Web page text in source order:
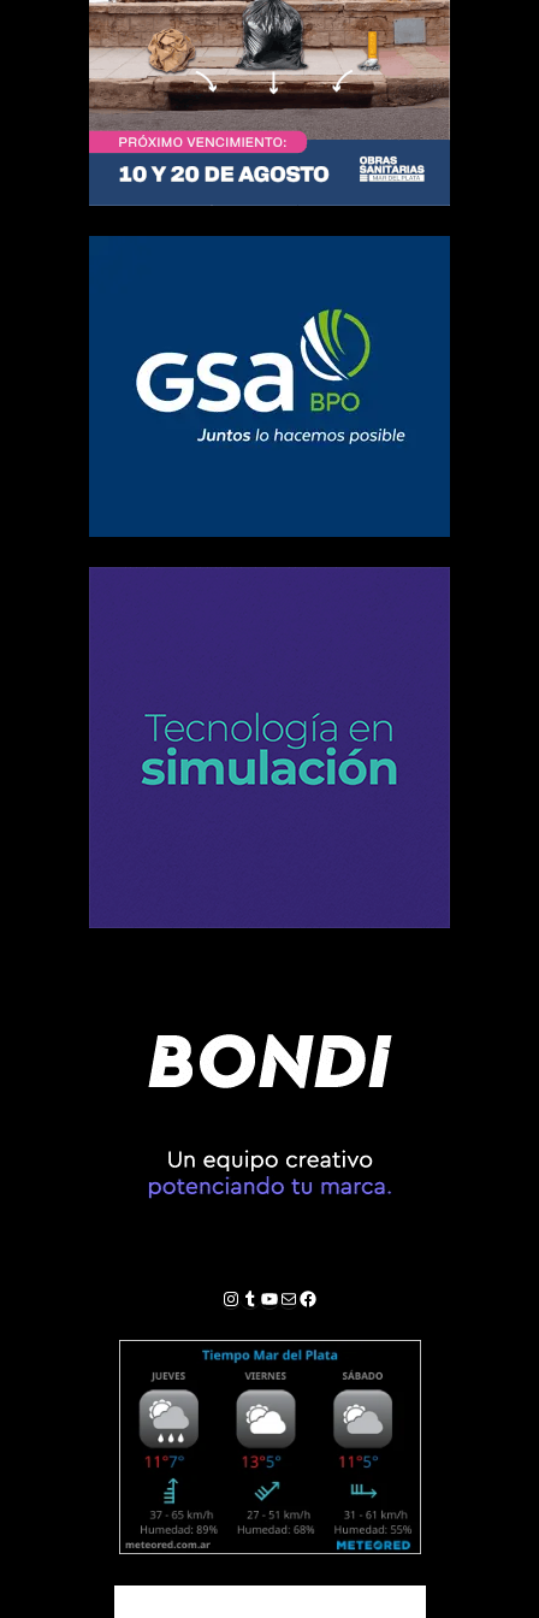
Instagram
Tumblr
YouTube
Correo electrónico
Facebook